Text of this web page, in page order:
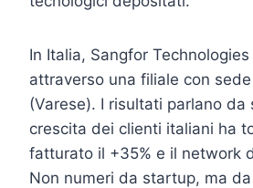
In Italia, Sangfor
attraverso una filiale con
(Varese). I risultati parlano da
crescita dei clienti italiani ha
fatturato il +35% e il network
Non numeri da startup, ma